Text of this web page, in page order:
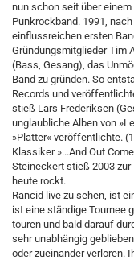
nun schon seit über
Punkrockband. 1991,
einflussreichen ersten
Gründungsmitglieder Tim
(Bass, Gesang), das
Band zu gründen. So
Records und
stieß Lars Frederiksen
unglaubliche Alben von
»Platter« veröffentlichte.
Klassiker »...And Out
Steineckert stieß 2003 zur
heute rockt.
Rancid live zu sehen, ist
ist eine ständige Tournee
touren und bald darauf
sehr unabhängig
oder zueinander verloren.